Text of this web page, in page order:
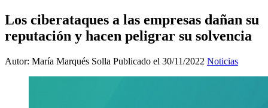
Los ciberataques a las empresas dañan su
reputación y hacen peligrar su solvencia
Autor: María Marqués Solla Publicado el 30/11/2022 Noticias